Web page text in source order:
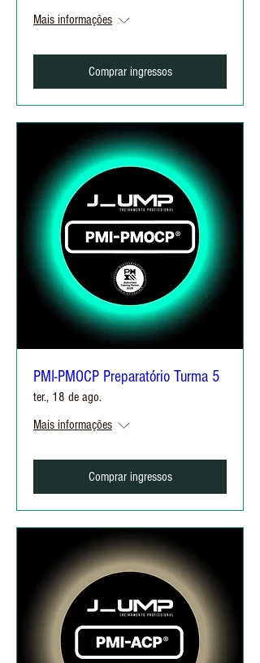
Mais informações
Comprar ingressos
PMI-PMOCP Preparatório Turma 5
ter., 18 de ago.
Mais informações
Comprar ingressos